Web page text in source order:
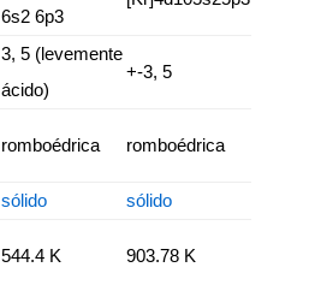
6s2 6p3
3, 5 (levemente
ácido)
+-3, 5
romboédrica romboédrica
sólido
sólido
544.4 K 903.78 K